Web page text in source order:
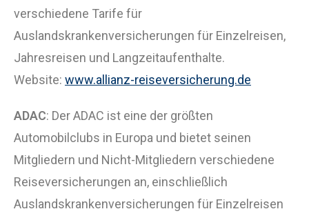
verschiedene Tarife für
Auslandskrankenversicherungen für Einzelreisen,
Jahresreisen und Langzeitaufenthalte.
Website: www.allianz-reiseversicherung.de
ADAC: Der ADAC ist eine der größten
Automobilclubs in Europa und bietet seinen
Mitgliedern und Nicht-Mitgliedern verschiedene
Reiseversicherungen an, einschließlich
Auslandskrankenversicherungen für Einzelreisen